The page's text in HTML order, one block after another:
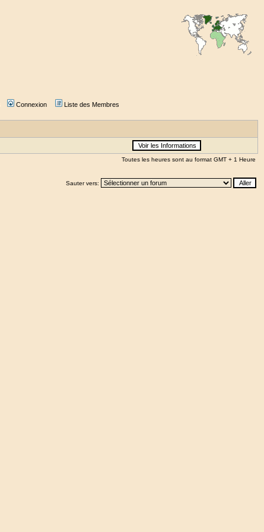
Connexion Liste des Membres
Toutes les heures sont au format GMT + 1 Heure
Sauter vers: